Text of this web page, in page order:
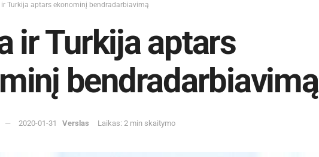
ir Turkija aptars ekonominį bendradarbiavimą
ir Turkija aptars
bendradarbiavimą
2020-01-31 Verslas Laikas: 2 min skaitymo